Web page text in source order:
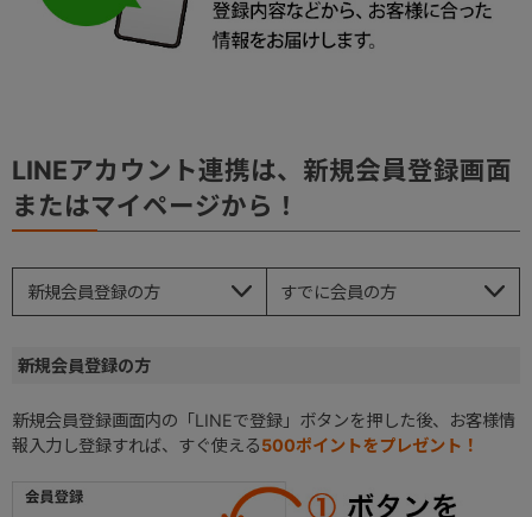
LINEアカウント連携は、新規会員登録画面
またはマイページから！
新規会員登録の方 すでに会員の方
新規会員登録の方
新規会員登録画面内の「LINEで登録」ボタンを押した後、お客様情
報入力し登録すれば、すぐ使える500ポイントをプレゼント！